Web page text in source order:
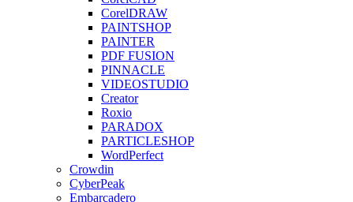
CorelDRAW
PAINTSHOP
PAINTER
PDF FUSION
PINNACLE
VIDEOSTUDIO
Creator
Roxio
PARADOX
PARTICLESHOP
WordPerfect
Crowdin
CyberPeak
Embarcadero